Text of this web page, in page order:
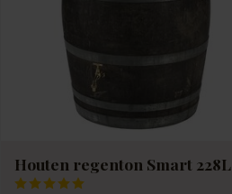
Houten regenton Smart 228L